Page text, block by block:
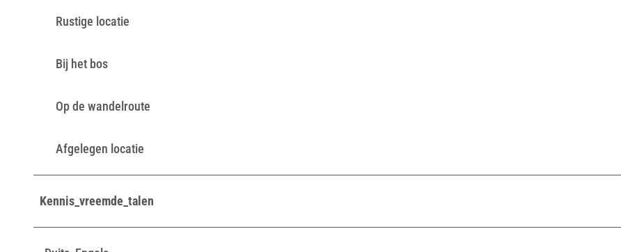
Rustige locatie
Bij het bos
Op de wandelroute
Afgelegen locatie
Kennis_vreemde_talen